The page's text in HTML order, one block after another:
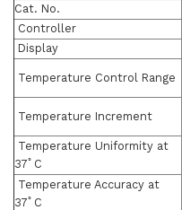
Cat. No.
Controller
Display
Temperature Control Range
Temperature Increment
Temperature Uniformity at
37ﾟC
Temperature Accuracy at
37ﾟC